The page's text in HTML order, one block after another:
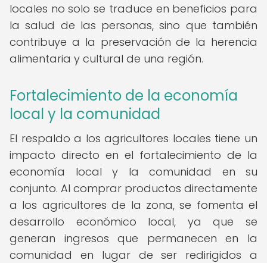
locales no solo se traduce en beneficios para
la salud de las personas, sino que también
contribuye a la preservación de la herencia
alimentaria y cultural de una región.
Fortalecimiento de la economía
local y la comunidad
El respaldo a los agricultores locales tiene un
impacto directo en el fortalecimiento de la
economía local y la comunidad en su
conjunto. Al comprar productos directamente
a los agricultores de la zona, se fomenta el
desarrollo económico local, ya que se
generan ingresos que permanecen en la
comunidad en lugar de ser redirigidos a